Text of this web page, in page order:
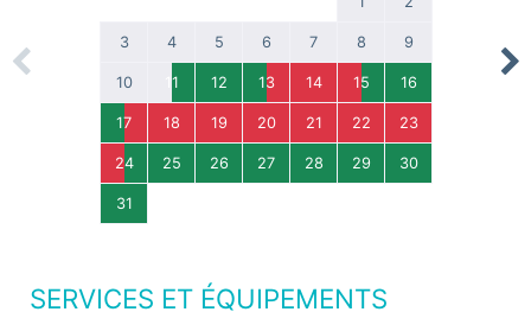
Previous
3 4 5 6 7 8 9
10 11 12 13 14 15 16
17 18 19 20 21 22 23
24 25 26 27 28 29 30
31
SERVICES ET ÉQUIPEMENTS